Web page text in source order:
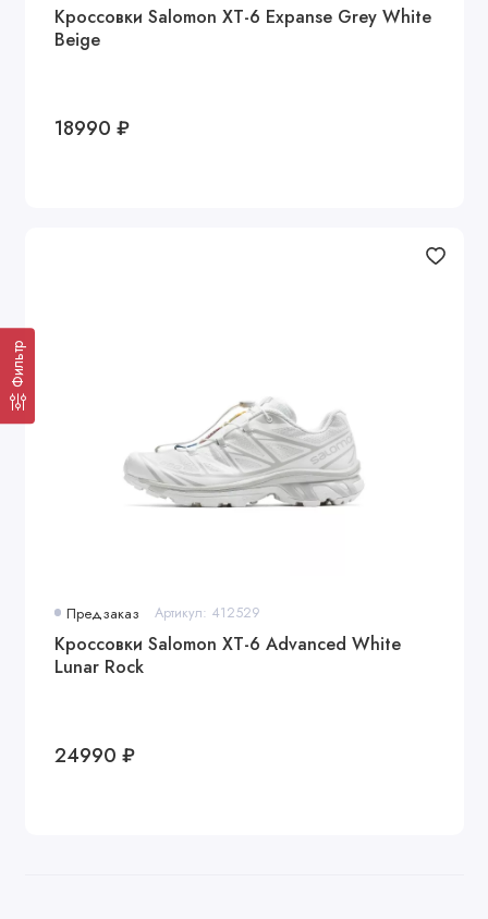
Фильтр
Кроссовки Salomon XT-6 Expanse Grey White
Beige
18990 ₽
Предзаказ Артикул: 412529
Кроссовки Salomon XT-6 Advanced White
Lunar Rock
24990 ₽